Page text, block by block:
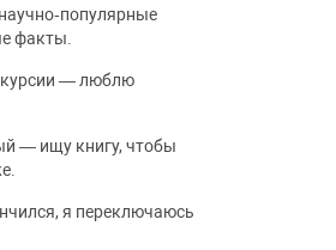
факты.
— люблю
— ищу книгу, чтобы
я переключаюсь